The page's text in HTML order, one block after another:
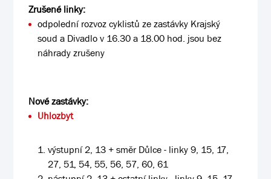
Zrušené linky:
odpolední rozvoz cyklistů ze zastávky Krajský
soud a Divadlo v 16.30 a 18.00 hod. jsou bez
náhrady zrušeny
Nové zastávky:
Uhlozbyt
výstupní 2, 13 + směr Důlce - linky 9, 15, 17,
27, 51, 54, 55, 56, 57, 60, 61